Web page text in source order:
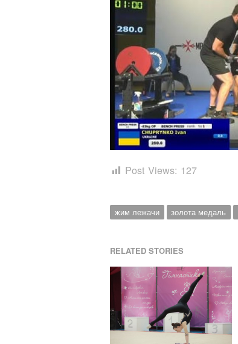
Post Views: 127
жим лежачи золота медаль
RELATED STORIES